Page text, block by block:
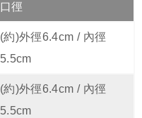
口徑
(約)外徑6.4cm / 內徑
5.5cm
(約)外徑6.4cm / 內徑
5.5cm